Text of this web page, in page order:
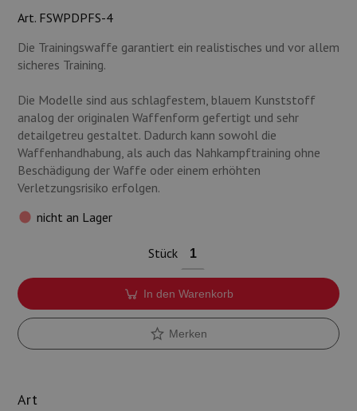
Art. FSWPDPFS-4
Die Trainingswaffe garantiert ein realistisches und vor allem
sicheres Training.
Die Modelle sind aus schlagfestem, blauem Kunststoff
analog der originalen Waffenform gefertigt und sehr
detailgetreu gestaltet. Dadurch kann sowohl die
Waffenhandhabung, als auch das Nahkampftraining ohne
Beschädigung der Waffe oder einem erhöhten
Verletzungsrisiko erfolgen.
nicht an Lager
Stück
In den Warenkorb
Merken
Art